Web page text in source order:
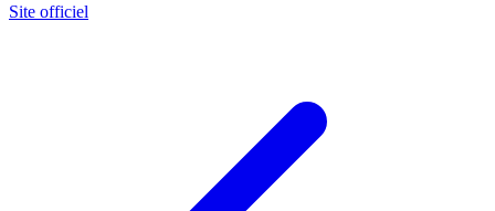
Site officiel